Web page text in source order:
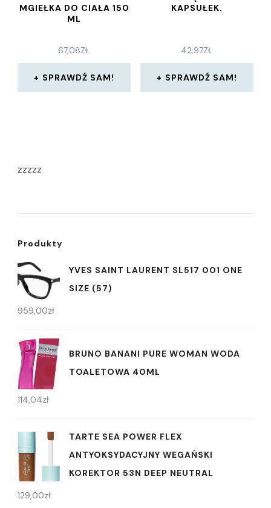
MGIEŁKA DO CIAŁA 150
ML
67,08ZŁ
SPRAWDŹ SAM!
KAPSUŁEK.
42,97ZŁ
SPRAWDŹ SAM!
zzzzz
Produkty
YVES SAINT LAURENT SL517 001 ONE
SIZE (57)
959,00zł
BRUNO BANANI PURE WOMAN WODA
TOALETOWA 40ML
114,04zł
TARTE SEA POWER FLEX
ANTYOKSYDACYJNY WEGAŃSKI
KOREKTOR 53N DEEP NEUTRAL
129,00zł